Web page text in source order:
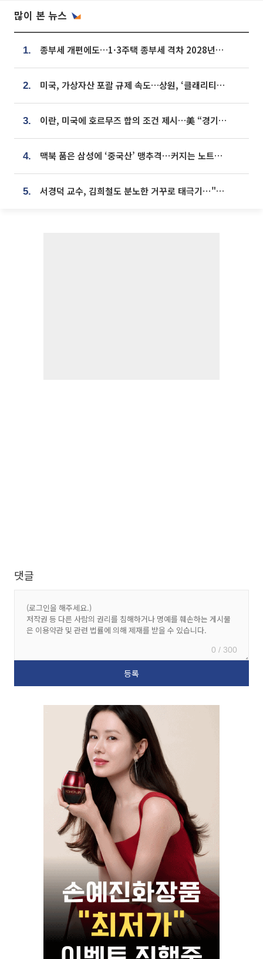
많이 본 뉴스
1. 종부세 개편에도…1·3주택 종부세 격차 2028년부터 확대
2. 미국, 가상자산 포괄 규제 속도…상원, ‘클래리티법’ 9월 절차투표 추진
3. 이란, 미국에 호르무즈 합의 조건 제시…美 “경기 아직 안 끝나” [종합]
4. 맥북 품은 삼성에 ‘중국산’ 맹추격⋯커지는 노트북 OLED 시장
5. 서경덕 교수, 김희철도 분노한 거꾸로 태극기⋯"엉터리는 아냐, 아쉬울 뿐"
댓글
0 / 300